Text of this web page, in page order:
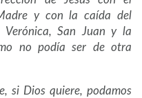
y con la caída del
San Juan y la
no podía ser de otra
si Dios quiere, podamos